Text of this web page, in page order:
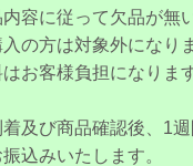
内容に従って欠品が無
の方は対象外になり
お客様負担になりま
及び商品確認後、1
込みいたします。